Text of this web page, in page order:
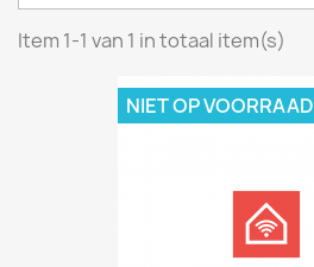
Item 1-1 van 1 in totaal item(s)
NIET OP VOORRAAD